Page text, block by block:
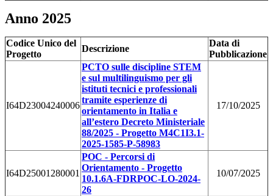
Anno 2025
Codice Unico del
Progetto
Descrizione
Data di
Pubblicazione
I64D23004240006
PCTO sulle discipline STEM
e sul multilinguismo per gli
istituti tecnici e professionali
tramite esperienze di
orientamento in Italia e
all’estero Decreto Ministeriale
88/2025 - Progetto M4C1I3.1-
2025-1585-P-58983
17/10/2025
I64D25001280001
POC - Percorsi di
Orientamento - Progetto
10.1.6A-FDRPOC-LO-2024-
26
10/07/2025